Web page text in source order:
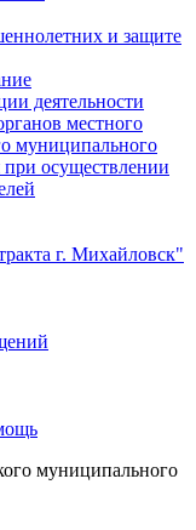
и защите
деятельности
местного
муниципального
при осуществлении
г. Михайловск"
муниципального